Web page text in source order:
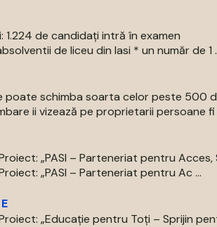
1.224 de candidați intră în examen
de liceu din Iasi * un număr de 1
poate schimba soarta celor peste 500
ii vizează pe proprietarii persoane fi
Proiect: „PASI – Parteneriat pentru
„PASI – Parteneriat pentru Ac ...
Proiect: „Educație pentru Toți – Sprijin